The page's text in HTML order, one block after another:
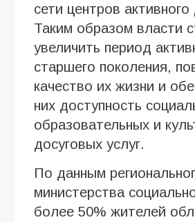
сети центров
Таким образом власти
увеличить период
старшего поколения,
качество их жизни и
них доступность
образовательных и
досуговых услуг.
По данным
министерства
более 50% жителей